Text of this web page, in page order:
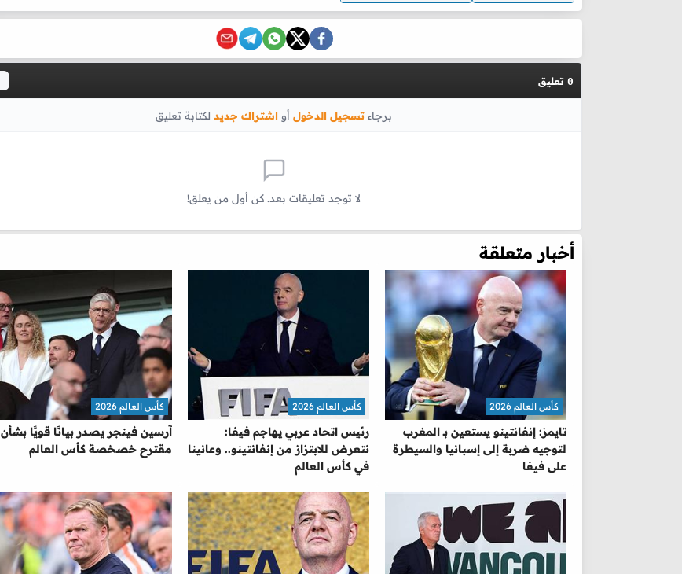
0 تعليق
برجاء تسجيل الدخول أو اشتراك جديد لكتابة تعليق
لا توجد تعليقات بعد. كن أول من يعلق!
أخبار متعلقة
تايمز: إنفانتينو يستعين بـ المغرب
لتوجيه ضربة إلى إسبانيا والسيطرة
على فيفا
كأس العالم 2026
رئيس اتحاد عربي يهاجم فيفا:
نتعرض للابتزاز من إنفانتينو.. وعانينا
في كأس العالم
كأس العالم 2026
آرسين فينجر يصدر بيانًا قويًا بشأن
مقترح خصخصة كأس العالم
كأس العالم 2026